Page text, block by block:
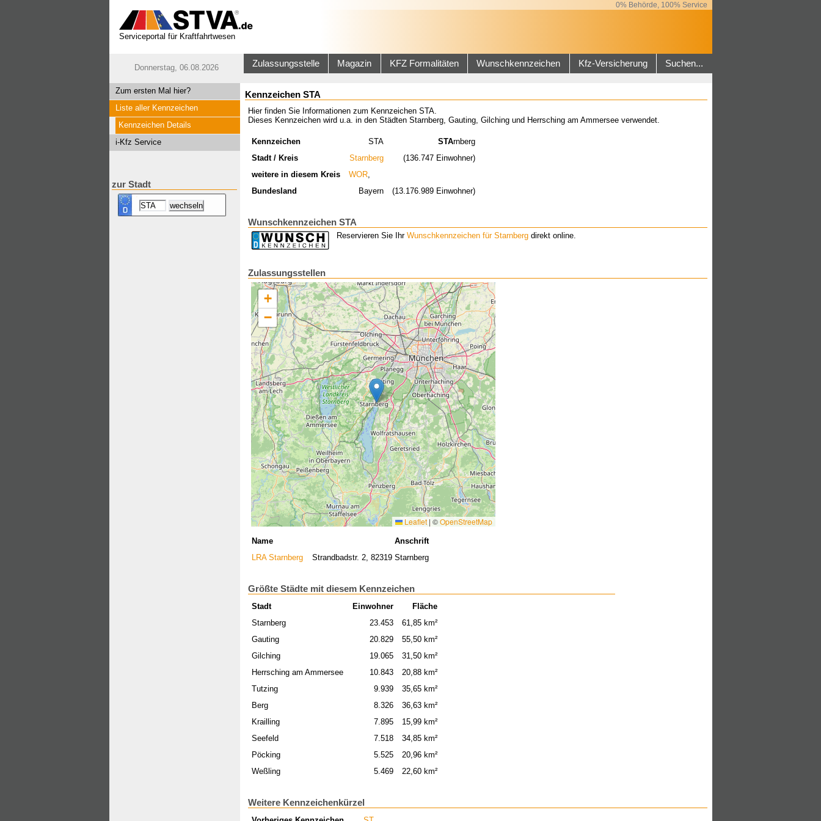
0% Behörde, 100% Service
Serviceportal für Kraftfahrtwesen
Donnerstag, 06.08.2026 Zulassungsstelle Magazin KFZ Formalitäten Wunschkennzeichen Kfz-Versicherung Suchen...
Zum ersten Mal hier?
Liste aller Kennzeichen
Kennzeichen Details
i-Kfz Service
zur Stadt
Kennzeichen STA
Hier finden Sie Informationen zum Kennzeichen STA.
Dieses Kennzeichen wird u.a. in den Städten Starnberg, Gauting, Gilching und Herrsching am Ammersee verwendet.
Kennzeichen STA STArnberg
Stadt / Kreis
Starnberg
(136.747 Einwohner)
weitere in diesem Kreis
WOR
Bundesland
Bayern (13.176.989 Einwohner)
Wunschkennzeichen STA
Reservieren Sie Ihr Wunschkennzeichen für Starnbergdirekt online.
Zulassungsstellen
+
−
Leaflet | ©OpenStreetMap
Name
Anschrift
LRA Starnberg
Strandbadstr. 2, 82319 Starnberg
Größte Städte mit diesem Kennzeichen
Stadt Einwohner
Fläche
Starnberg
23.453
61,85 km²
Gauting
20.829
55,50 km²
Gilching
19.065
31,50 km²
Herrsching am Ammersee
10.843
20,88 km²
Tutzing
9.939
35,65 km²
Berg
8.326
36,63 km²
Krailling
7.895
15,99 km²
Seefeld
7.518
34,85 km²
Pöcking
5.525
20,96 km²
Weßling
5.469 22,60 km²
Weitere Kennzeichenkürzel